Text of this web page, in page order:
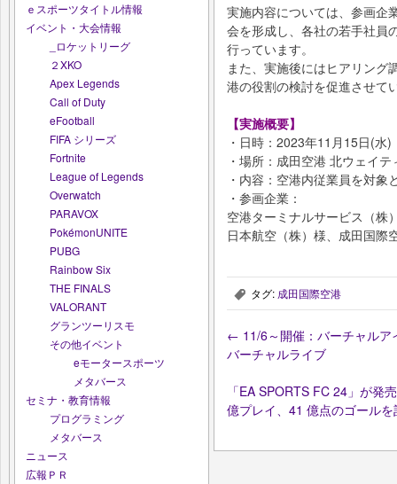
ｅスポーツタイトル情報
イベント・大会情報
_ロケットリーグ
２XKO
Apex Legends
Call of Duty
eFootball
FIFA シリーズ
Fortnite
League of Legends
Overwatch
PARAVOX
PokémonUNITE
PUBG
Rainbow Six
THE FINALS
VALORANT
グランツーリスモ
その他イベント
eモータースポーツ
メタバース
セミナ・教育情報
プログラミング
メタバース
ニュース
広報ＰＲ
実施内容については、参画企
会を形成し、各社の若手社員
行っています。
また、実施後にはヒアリング
港の役割の検討を促進させて
【実施概要】
・日時：2023年11月15日(
・場所：成田空港 北ウェイ
・内容：空港内従業員を対
・参画企業：
空港ターミナルサービス（株
日本航空（株）様、成田国際
, タグ: 成田国際空港
← 11/6～開催：バーチャル
バーチャルライブ
「EA SPORTS FC 24」が発
億プレイ、41 億点のゴール